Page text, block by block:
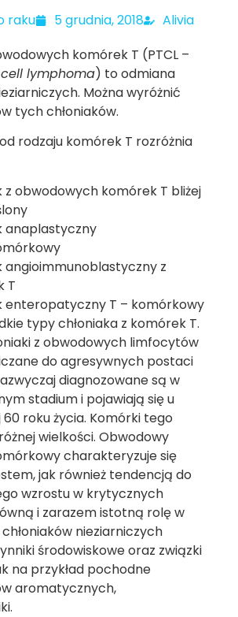
raku 5 grudnia, 2018
Alivia
komórek T (PTCL –
lymphoma) to odmiana
Można wyróżnić
tych chłoniaków.
rodzaju komórek T rozróżnia
z obwodowych komórek T bliżej
anaplastyczny
angioimmunoblastyczny z
T
enteropatyczny T – komórkowy
typy chłoniaka z komórek T.
z obwodowych limfocytów
do agresywnych postaci
diagnozowane są w
stadium i pojawiają się u
roku życia. Komórki tego
wielkości. Obwodowy
charakteryzuje się
jak również tendencją do
wzrostu w krytycznych
i zarazem istotną rolę w
nieziarniczych
środowiskowe oraz związki
na przykład pochodne
aromatycznych,